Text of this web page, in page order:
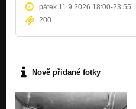
pátek 11.9.2026 18:00-23:55
200
Nově přidané fotky